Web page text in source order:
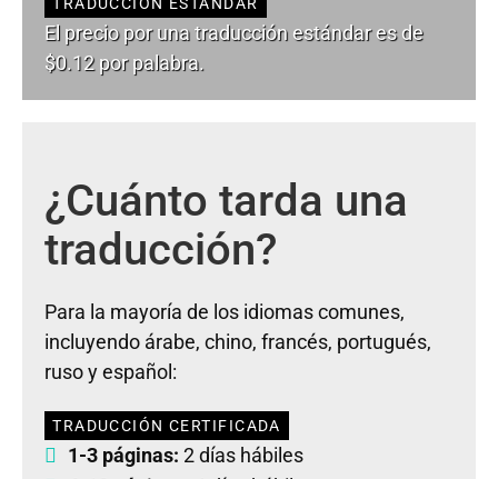
El precio por una traducción estándar es de
$0.12 por palabra.
¿Cuánto tarda una
traducción?
Para la mayoría de los idiomas comunes,
incluyendo árabe, chino, francés, portugués,
ruso y español:
TRADUCCIÓN CERTIFICADA
1-3 páginas: 2 días hábiles